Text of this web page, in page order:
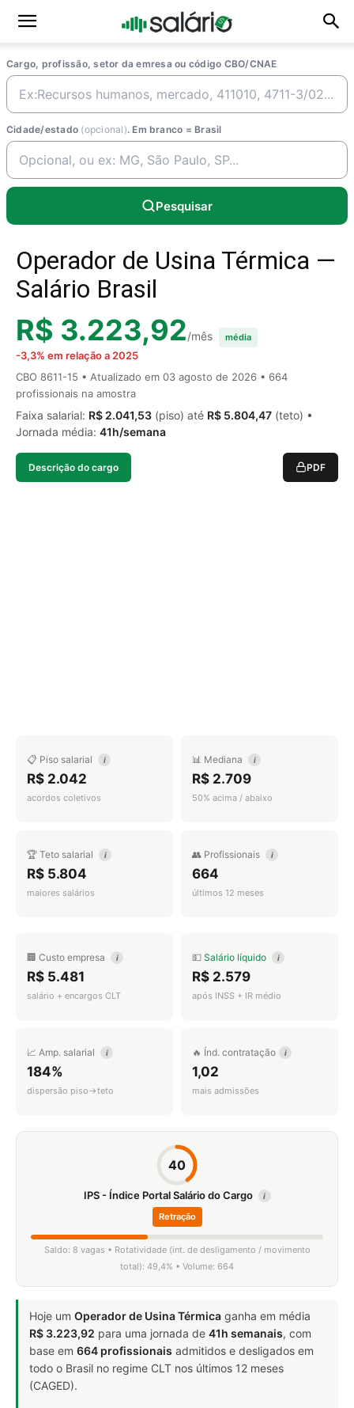
Cargo, profissão, setor da emresa ou código CBO/CNAE
Cidade/estado (opcional). Em branco = Brasil
Pesquisar
Operador de Usina Térmica —
Salário Brasil
R$ 3.223,92/mês média
-3,3% em relação a 2025
CBO 8611-15 • Atualizado em 03 agosto de 2026 • 664
profissionais na amostra
Faixa salarial: R$ 2.041,53 (piso) até R$ 5.804,47 (teto) •
Jornada média: 41h/semana
Descrição do cargo PDF
📋 Piso salarial i
R$ 2.042
acordos coletivos
📊 Mediana i
R$ 2.709
50% acima / abaixo
🏆 Teto salarial i
R$ 5.804
maiores salários
👥 Profissionais i
664
últimos 12 meses
🏢 Custo empresa i
R$ 5.481
salário + encargos CLT
💵 Salário líquido i
R$ 2.579
após INSS + IR médio
📈 Amp. salarial i
184%
dispersão piso→teto
🔥 Índ. contratação i
1,02
mais admissões
40
IPS - Índice Portal Salário do Cargo i
Retração
Saldo: 8 vagas • Rotatividade (int. de desligamento / movimento
total): 49,4% • Volume: 664
Hoje um Operador de Usina Térmica ganha em média
R$ 3.223,92 para uma jornada de 41h semanais, com
base em 664 profissionais admitidos e desligados em
todo o Brasil no regime CLT nos últimos 12 meses
(CAGED).